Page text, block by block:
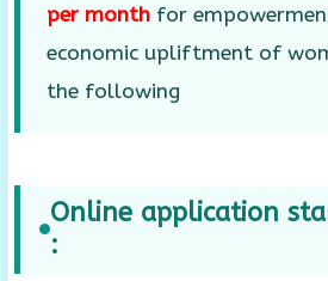
per month for
economic upliftment of
the following
Online application
: